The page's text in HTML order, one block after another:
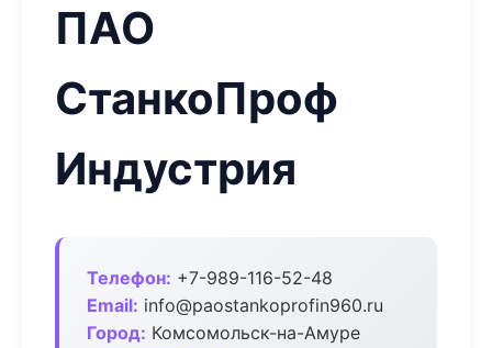
ПАО
СтанкоПроф
Индустрия
Телефон: +7-989-116-52-48
Email: info@paostankoprofin960.ru
Город: Комсомольск-на-Амуре